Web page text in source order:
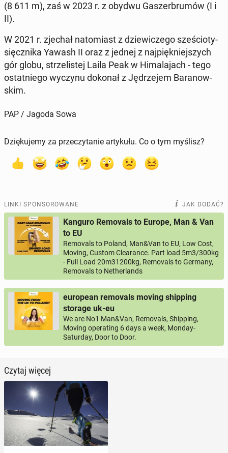
(8 611 m), zaś w 2023 r. z obydwu Ga­szer­bru­mów (I i
II).
W 2021 r. zjechał na­to­miast z dzie­wi­cze­go sze­ścio­ty­
sięcz­ni­ka Yawash II oraz z jednej z naj­pięk­niej­szych
gór globu, strze­li­stej Laila Peak w Hi­ma­la­jach - tego
ostat­nie­go wyczynu dokonał z Ję­drze­jem Ba­ra­now­
skim.
PAP / Jagoda Sowa
Dziękujemy za przeczytanie artykułu. Co o tym myślisz?
LINKI SPONSOROWANE JAK DODAĆ?
Kanguro Removals to Europe, Man & Van
to EU
Removals to Poland, Man&Van to EU, Low Cost,
Moving, Custom Clearance. Part load 5m3/300kg
- Full Load 20m31200kg, Removals to Germany,
Removals to Netherlands
european removals moving shipping
storage uk-eu
We are No1 Man&Van, Removals, Shipping,
Moving operating 6 days a week, Monday-
Saturday, Door to Door.
Czytaj więcej